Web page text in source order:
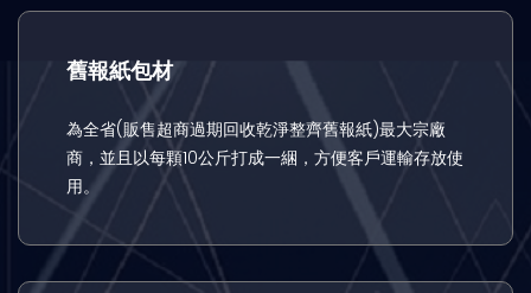
舊報紙包材
為全省(販售超商過期回收乾淨整齊舊報紙)最大宗廠
商，並且以每顆10公斤打成一綑，方便客戶運輸存放使
用。